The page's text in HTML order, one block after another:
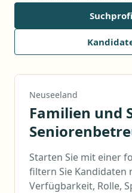
Neuseeland
Familien und
Starten Sie mit einer
filtern Sie Kandidaten
Verfügbarkeit, Rolle,